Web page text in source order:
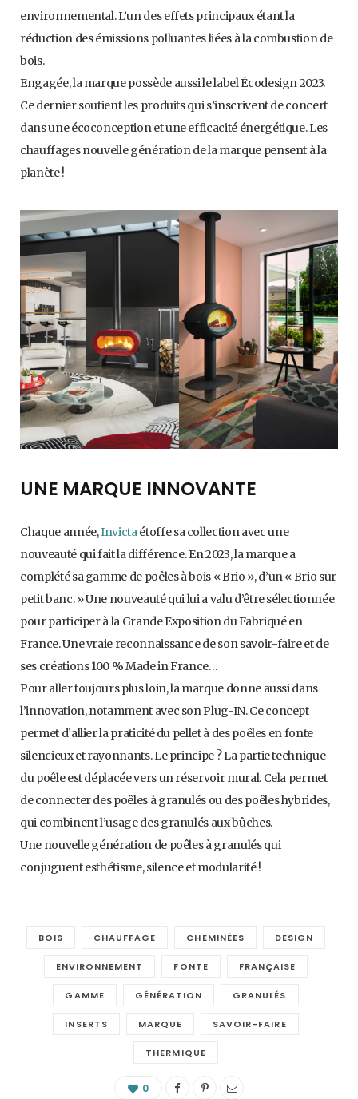
environnemental. L’un des effets principaux étant la
réduction des émissions polluantes liées à la combustion de
bois.
Engagée, la marque possède aussi le label Écodesign 2023.
Ce dernier soutient les produits qui s’inscrivent de concert
dans une écoconception et une efficacité énergétique. Les
chauffages nouvelle génération de la marque pensent à la
planète !
UNE MARQUE INNOVANTE
Chaque année,Invictaétoffe sa collection avec une
nouveauté qui fait la différence. En 2023, la marque a
complété sa gamme de poêles à bois « Brio », d’un « Brio sur
petit banc. » Une nouveauté qui lui a valu d’être sélectionnée
pour participer à la Grande Exposition du Fabriqué en
France. Une vraie reconnaissance de son savoir-faire et de
ses créations 100 % Made in France…
Pour aller toujours plus loin, la marque donne aussi dans
l’innovation, notamment avec son Plug-IN. Ce concept
permet d’allier la praticité du pellet à des poêles en fonte
silencieux et rayonnants. Le principe ? La partie technique
du poêle est déplacée vers un réservoir mural. Cela permet
de connecter des poêles à granulés ou des poêles hybrides,
qui combinent l’usage des granulés aux bûches.
Une nouvelle génération de poêles à granulés qui
conjuguent esthétisme, silence et modularité !
BOIS CHAUFFAGE CHEMINÉES DESIGN
ENVIRONNEMENT FONTE FRANÇAISE
GAMME GÉNÉRATION GRANULÉS
INSERTS MARQUE SAVOIR-FAIRE
THERMIQUE
0